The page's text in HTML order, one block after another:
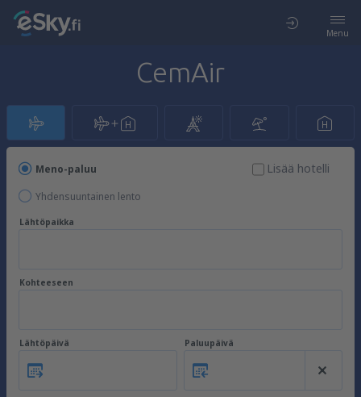
Menu
CemAir
Meno-paluu
Yhdensuuntainen lento
Lisää hotelli
Lähtöpaikka
Kohteeseen
Lähtöpäivä Paluupäivä